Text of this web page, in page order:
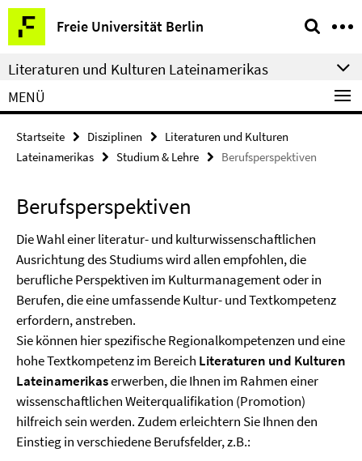
Springe
direkt
zu
Inhalt
Freie Universität Berlin
Service-
Navigation
Literaturen und Kulturen Lateinamerikas
MENÜ
Startseite Disziplinen
Literaturen und Kulturen
Lateinamerikas
Studium & Lehre Berufsperspektiven
Berufsperspektiven
Die Wahl einer literatur- und kulturwissenschaftlichen
Ausrichtung des Studiums wird allen empfohlen, die
berufliche Perspektiven im Kulturmanagement oder in
Berufen, die eine umfassende Kultur- und Textkompetenz
erfordern, anstreben.
Sie können hier spezifische Regionalkompetenzen und eine
hohe Textkompetenz im Bereich Literaturen und Kulturen
Lateinamerikaserwerben, die Ihnen im Rahmen einer
wissenschaftlichen Weiterqualifikation (Promotion)
hilfreich sein werden. Zudem erleichtern Sie Ihnen den
Einstieg in verschiedene Berufsfelder, z.B.: